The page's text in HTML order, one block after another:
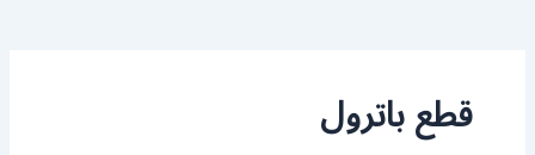
قطع باترول